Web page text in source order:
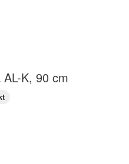
K, 90 cm